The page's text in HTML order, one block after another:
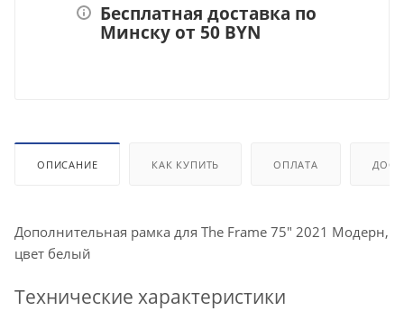
Бесплатная доставка по
Минску от 50 BYN
ОПИСАНИЕ КАК КУПИТЬ ОПЛАТА
Дополнительная рамка для The Frame 75" 2021 Модерн,
цвет белый
Технические характеристики